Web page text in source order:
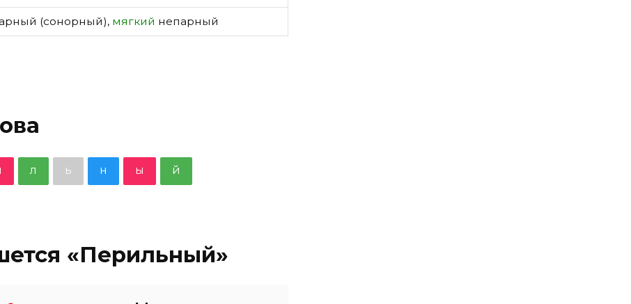
(сонорный), мягкий непарный
л ь н ы й
«Перильный»